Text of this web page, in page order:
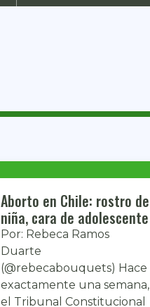
Aborto en Chile: rostro de
niña, cara de adolescente
Por: Rebeca Ramos
Duarte
(@rebecabouquets) Hace
exactamente una semana,
el Tribunal Constitucional